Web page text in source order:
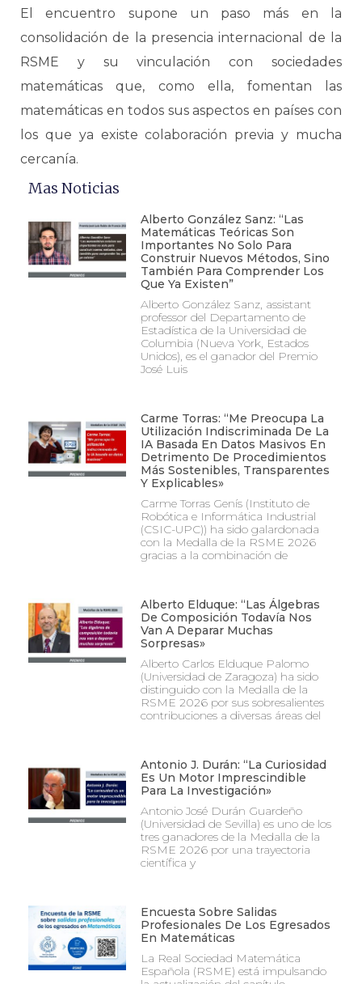
El encuentro supone un paso más en la
consolidación de la presencia internacional de la
RSME y su vinculación con sociedades
matemáticas que, como ella, fomentan las
matemáticas en todos sus aspectos en países con
los que ya existe colaboración previa y mucha
cercanía.
Mas Noticias
Alberto González Sanz: “Las
Matemáticas Teóricas Son
Importantes No Solo Para
Construir Nuevos Métodos, Sino
También Para Comprender Los
Que Ya Existen”
Alberto González Sanz, assistant
professor del Departamento de
Estadística de la Universidad de
Columbia (Nueva York, Estados
Unidos), es el ganador del Premio
José Luis
Carme Torras: “Me Preocupa La
Utilización Indiscriminada De La
IA Basada En Datos Masivos En
Detrimento De Procedimientos
Más Sostenibles, Transparentes
Y Explicables»
Carme Torras Genís (Instituto de
Robótica e Informática Industrial
(CSIC-UPC)) ha sido galardonada
con la Medalla de la RSME 2026
gracias a la combinación de
Alberto Elduque: “Las Álgebras
De Composición Todavía Nos
Van A Deparar Muchas
Sorpresas»
Alberto Carlos Elduque Palomo
(Universidad de Zaragoza) ha sido
distinguido con la Medalla de la
RSME 2026 por sus sobresalientes
contribuciones a diversas áreas del
Antonio J. Durán: “La Curiosidad
Es Un Motor Imprescindible
Para La Investigación»
Antonio José Durán Guardeño
(Universidad de Sevilla) es uno de los
tres ganadores de la Medalla de la
RSME 2026 por una trayectoria
científica y
Encuesta Sobre Salidas
Profesionales De Los Egresados
En Matemáticas
La Real Sociedad Matemática
Española (RSME) está impulsando